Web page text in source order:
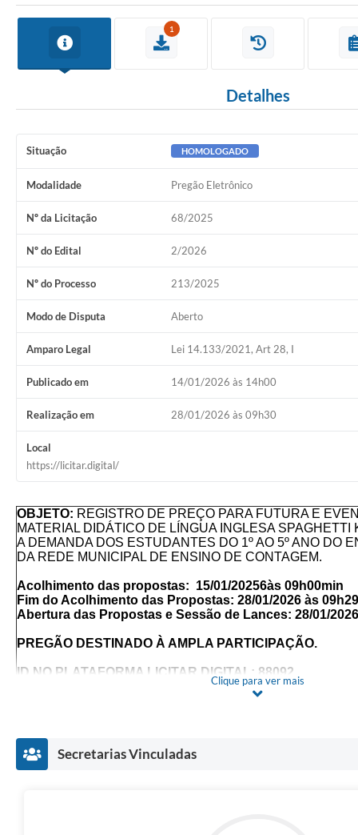
1
Detalhes
Situação HOMOLOGADO
Modalidade Pregão Eletrônico
Nº da Licitação 68/2025
Nº do Edital 2/2026
Nº do Processo 213/2025
Modo de Disputa Aberto
Amparo Legal Lei 14.133/2021, Art 28, I
Publicado em 14/01/2026 às 14h00
Realização em 28/01/2026 às 09h30
Local
https://licitar.digital/
OBJETO: REGISTRO DE PREÇO PARA FUTURA E
MATERIAL DIDÁTICO DE LÍNGUA INGLESA SPAGHETTI
A DEMANDA DOS ESTUDANTES DO 1º AO 5º ANO DO
DA REDE MUNICIPAL DE ENSINO DE CONTAGEM.
Acolhimento das propostas: 15/01/20256às 09h00min
Fim do Acolhimento das Propostas: 28/01/2026 às
Abertura das Propostas e Sessão de Lances: 28/01/
PREGÃO DESTINADO À AMPLA PARTICIPAÇÃO.
ID NO PLATAFORMA LICITAR DIGITAL: 88092
* FAZER LEITURA INTEGRAL DESTE INSTRUMENTO
fixado para o fim do acolhimento das Propostas
Não havendo expediente na data supracitada, a data limite
Clique para ver mais
Secretarias Vinculadas